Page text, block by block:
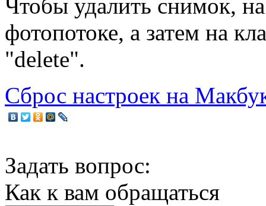
Чтобы удалить снимок,
фотопотоке, а затем на
"delete".
Сброс настроек на
Задать вопрос:
Как к вам обращаться